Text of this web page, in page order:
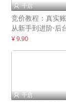
 千启
竞价教程：真实
从新手到进阶·后
优化
¥ 9.90
 千启